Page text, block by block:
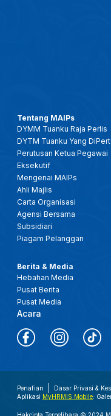
Tentang MAIPs
DYMM Tuanku Raja Perlis
DYTM Tuanku Yang
Perutusan Ketua Pegawai
Eksekutif
Mengenai MAIPs
Ahli Majlis
Carta Organisasi
Agensi Bersama
Subsidiari
Piagam Pelanggan
Berita & Media
Hebahan Media
Pusat Berita
Pusat Media
Acara
Penafian Dasar Privasi &
Aplikasi MyHRMIS Mobile: